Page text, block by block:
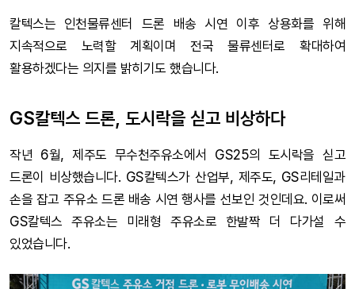
칼텍스는 인천물류센터 드론 배송 시연 이후 상용화를 위해
지속적으로 노력할 계획이며 전국 물류센터로 확대하여
활용하겠다는 의지를 밝히기도 했습니다.
GS칼텍스 드론, 도시락을 싣고 비상하다
작년 6월, 제주도 무수천주유소에서 GS25의 도시락을 싣고
드론이 비상했습니다. GS칼텍스가 산업부, 제주도, GS리테일과
손을 잡고 주유소 드론 배송 시연 행사를 선보인 것인데요. 이로써
GS칼텍스 주유소는 미래형 주유소로 한발짝 더 다가설 수
있었습니다.